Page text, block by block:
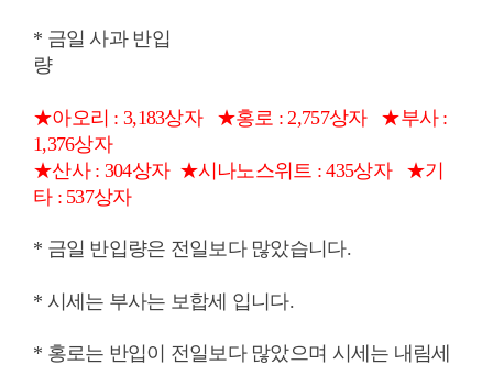
* 금일 사과 반입
량
★아오리 : 3,183상자 ★홍로 : 2,757상자 ★부사 :
1,376상자
★산사 : 304상자 ★시나노스위트 : 435상자 ★기
타 : 537상자
* 금일 반입량은 전일보다 많았습니다.
* 시세는 부사는 보합세 입니다.
* 홍로는 반입이 전일보다 많았으며 시세는 내림세